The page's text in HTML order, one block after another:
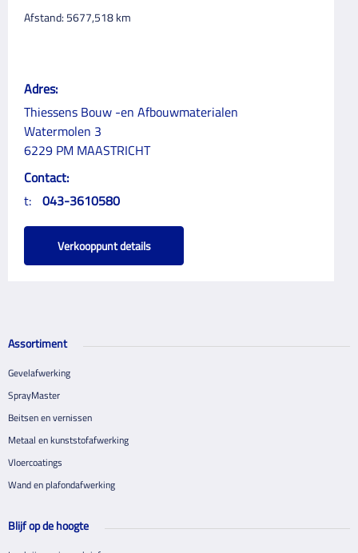
Afstand: 5677,518km
Adres:
Thiessens Bouw -en Afbouwmaterialen
Watermolen 3
6229 PM MAASTRICHT
Contact:
t: 043-3610580
Verkooppunt details
Assortiment
Gevelafwerking
SprayMaster
Beitsen en vernissen
Metaal en kunststofafwerking
Vloercoatings
Wand en plafondafwerking
Blijf op de hoogte